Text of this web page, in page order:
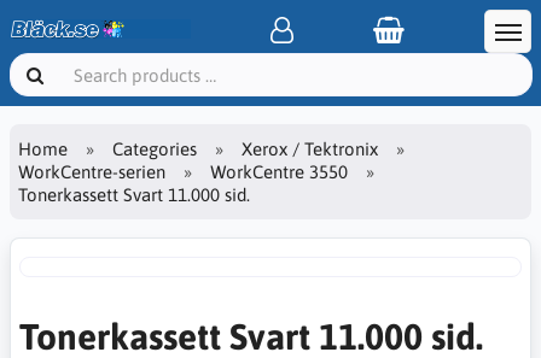
Home Categories
Xerox / Tektronix
WorkCentre-serien
WorkCentre 3550
Tonerkassett Svart 11.000 sid.
Tonerkassett Svart 11.000 sid.